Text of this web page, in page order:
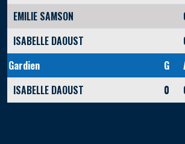
EMILIE SAMSON
ISABELLE DAOUST
Gardien
G
ISABELLE DAOUST
0